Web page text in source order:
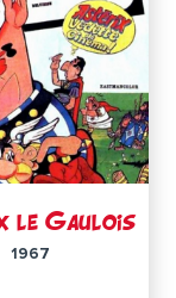
le Gaulois
1967